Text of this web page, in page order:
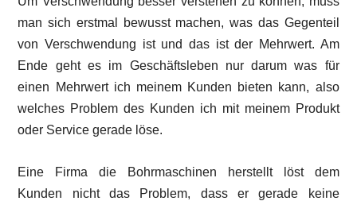
man sich erstmal bewusst machen, was das Gegenteil
von Verschwendung ist und das ist der Mehrwert. Am
Ende geht es im Geschäftsleben nur darum was für
einen Mehrwert ich meinem Kunden bieten kann, also
welches Problem des Kunden ich mit meinem Produkt
oder Service gerade löse.
Eine Firma die Bohrmaschinen herstellt löst dem
Kunden nicht das Problem, dass er gerade keine